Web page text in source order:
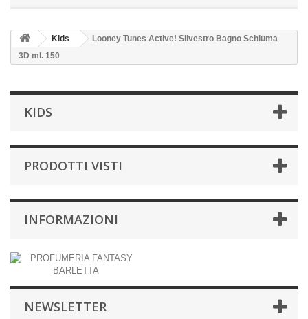
Kids
Looney Tunes Active! Silvestro Bagno Schiuma
3D ml. 150
KIDS
PRODOTTI VISTI
INFORMAZIONI
NEWSLETTER